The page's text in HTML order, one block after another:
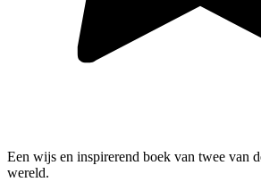
Een wijs en inspirerend boek van twee van
wereld.